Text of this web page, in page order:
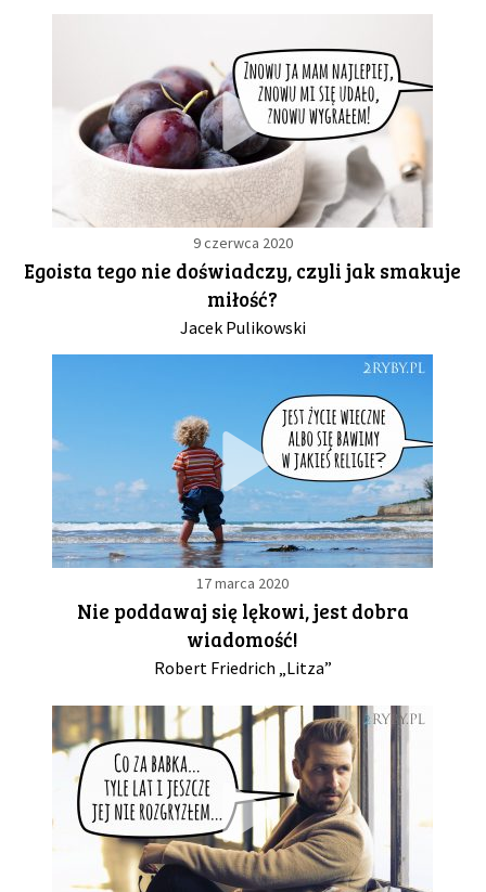
9 czerwca 2020
Egoista tego nie doświadczy, czyli jak smakuje
miłość?
Jacek Pulikowski
17 marca 2020
Nie poddawaj się lękowi, jest dobra
wiadomość!
Robert Friedrich „Litza”